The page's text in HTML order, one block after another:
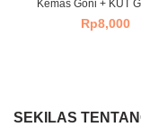
Kemas Goni + KUT
Rp8,000
SEKILAS